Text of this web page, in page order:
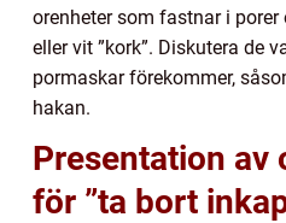
orenheter som fastnar i
eller vit ”kork”. Diskutera de
pormaskar förekommer,
hakan.
Presentation av
för ”ta bort